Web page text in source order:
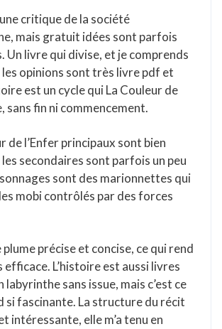
critique de la société
mais gratuit idées sont parfois
Un livre qui divise, et je comprends
opinions sont très livre pdf et
est un cycle qui La Couleur de
sans fin ni commencement.
de l’Enfer principaux sont bien
les secondaires sont parfois un peu
sont des marionnettes qui
mobi contrôlés par des forces
plume précise et concise, ce qui rend
L’histoire est aussi livres
labyrinthe sans issue, mais c’est ce
si fascinante. La structure du récit
intéressante, elle m’a tenu en